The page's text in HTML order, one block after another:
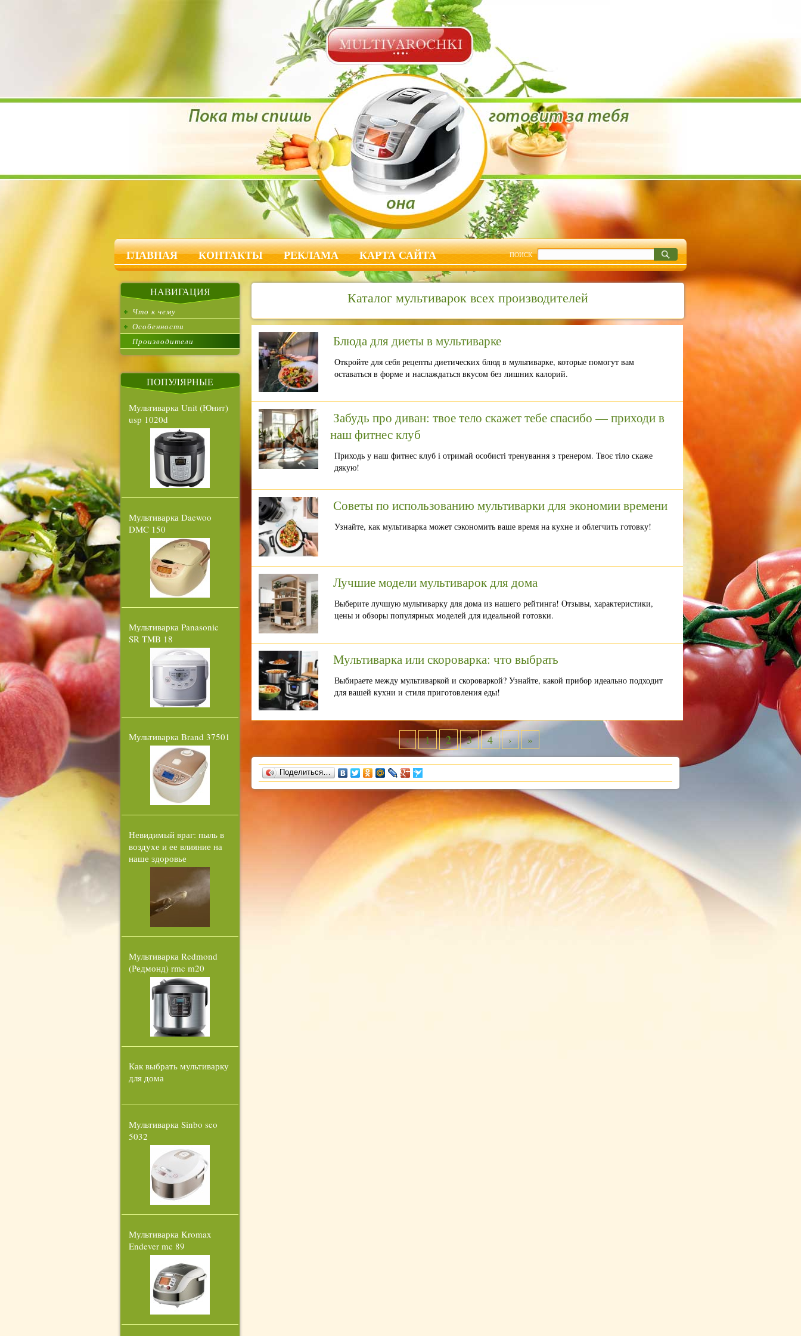
ГЛАВНАЯ КОНТАКТЫ РЕКЛАМА КАРТА САЙТА ПОИСК
Каталог мультиварок всех производителей
Блюда для диеты в мультиварке
Откройте для себя рецепты диетических блюд в мультиварке, которые помогут вам
оставаться в форме и наслаждаться вкусом без лишних калорий.
Забудь про диван: твое тело скажет тебе спасибо — приходи в
наш фитнес клуб
Приходь у наш фитнес клуб і отримай особисті тренування з тренером. Твоє тіло скаже
дякую!
Советы по использованию мультиварки для экономии времени
Узнайте, как мультиварка может сэкономить ваше время на кухне и облегчить готовку!
Лучшие модели мультиварок для дома
Выберите лучшую мультиварку для дома из нашего рейтинга! Отзывы, характеристики,
цены и обзоры популярных моделей для идеальной готовки.
Мультиварка или скороварка: что выбрать
Выбираете между мультиваркой и скороваркой? Узнайте, какой прибор идеально подходит
для вашей кухни и стиля приготовления еды!
‹ 1 2 3 4 › »
Поделиться…
НАВИГАЦИЯ
Что к чему
Особенности
Производители
ПОПУЛЯРНЫЕ
Мультиварка Unit (Юнит)
usp 1020d
Мультиварка Daewoo
DMC 150
Мультиварка Panasonic
SR TMB 18
Мультиварка Brand 37501
Невидимый враг: пыль в
воздухе и ее влияние на
наше здоровье
Мультиварка Redmond
(Редмонд) rmc m20
Как выбрать мультиварку
для дома
Мультиварка Sinbo sco
5032
Мультиварка Kromax
Endever mc 89